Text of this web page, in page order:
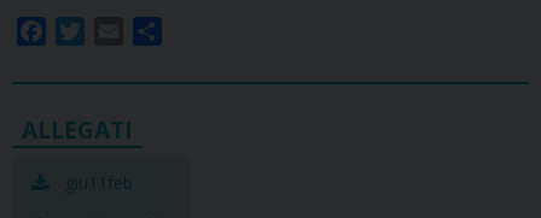
c
e
b
i
t
t
e
a
i
l
a
giu11feb